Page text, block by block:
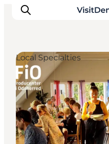
Ispirazioni
Dove andare
Cosa fare
Dove dormire
Pianifica il viaggio
Local Specialties